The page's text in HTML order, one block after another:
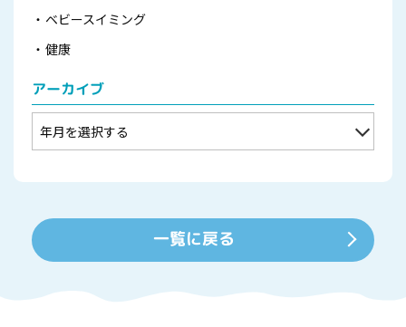
ベビースイミング
健康
アーカイブ
一覧に戻る